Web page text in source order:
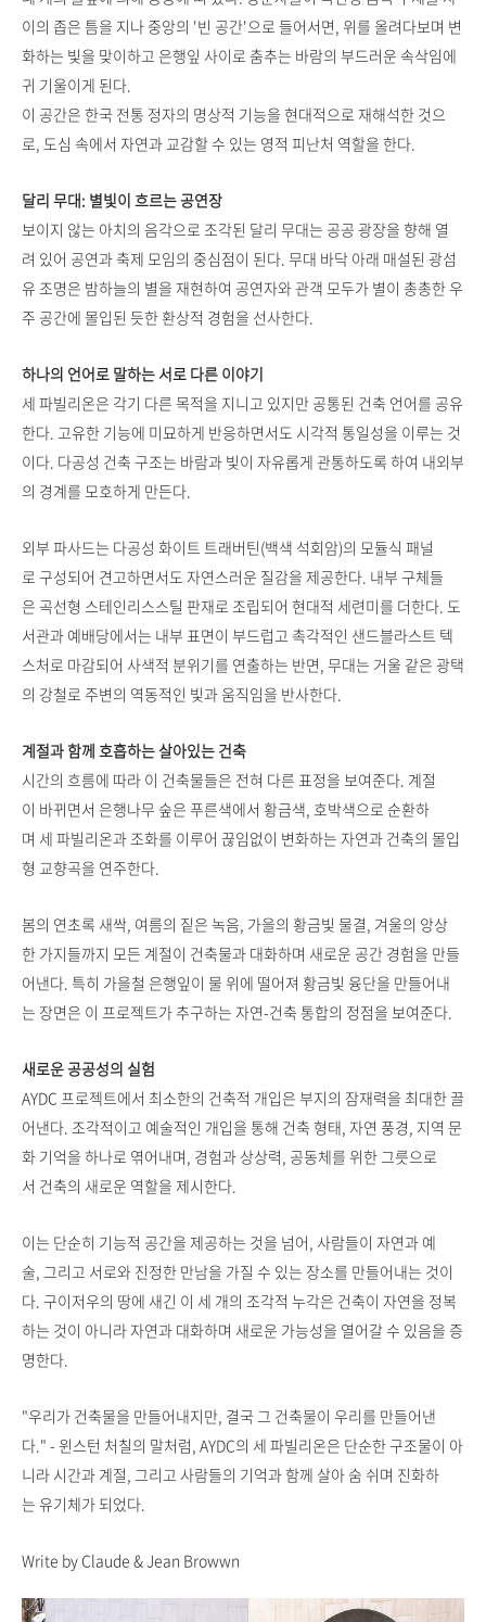
이의 좁은 틈을 지나 중앙의 '빈 공간'으로 들어서면, 위를 올려다보며 변
화하는 빛을 맞이하고 은행잎 사이로 춤추는 바람의 부드러운 속삭임에
귀 기울이게 된다.
이 공간은 한국 전통 정자의 명상적 기능을 현대적으로 재해석한 것으
로, 도심 속에서 자연과 교감할 수 있는 영적 피난처 역할을 한다.
달리 무대: 별빛이 흐르는 공연장
보이지 않는 아치의 음각으로 조각된 달리 무대는 공공 광장을 향해 열
려 있어 공연과 축제 모임의 중심점이 된다. 무대 바닥 아래 매설된 광섬
유 조명은 밤하늘의 별을 재현하여 공연자와 관객 모두가 별이 총총한 우
주 공간에 몰입된 듯한 환상적 경험을 선사한다.
하나의 언어로 말하는 서로 다른 이야기
세 파빌리온은 각기 다른 목적을 지니고 있지만 공통된 건축 언어를 공유
한다. 고유한 기능에 미묘하게 반응하면서도 시각적 통일성을 이루는 것
이다. 다공성 건축 구조는 바람과 빛이 자유롭게 관통하도록 하여 내외부
의 경계를 모호하게 만든다.
외부 파사드는 다공성 화이트 트래버틴(백색 석회암)의 모듈식 패널
로 구성되어 견고하면서도 자연스러운 질감을 제공한다. 내부 구체들
은 곡선형 스테인리스스틸 판재로 조립되어 현대적 세련미를 더한다. 도
서관과 예배당에서는 내부 표면이 부드럽고 촉각적인 샌드블라스트 텍
스처로 마감되어 사색적 분위기를 연출하는 반면, 무대는 거울 같은 광택
의 강철로 주변의 역동적인 빛과 움직임을 반사한다.
계절과 함께 호흡하는 살아있는 건축
시간의 흐름에 따라 이 건축물들은 전혀 다른 표정을 보여준다. 계절
이 바뀌면서 은행나무 숲은 푸른색에서 황금색, 호박색으로 순환하
며 세 파빌리온과 조화를 이루어 끊임없이 변화하는 자연과 건축의 몰입
형 교향곡을 연주한다.
봄의 연초록 새싹, 여름의 짙은 녹음, 가을의 황금빛 물결, 겨울의 앙상
한 가지들까지 모든 계절이 건축물과 대화하며 새로운 공간 경험을 만들
어낸다. 특히 가을철 은행잎이 물 위에 떨어져 황금빛 융단을 만들어내
는 장면은 이 프로젝트가 추구하는 자연-건축 통합의 정점을 보여준다.
새로운 공공성의 실험
AYDC 프로젝트에서 최소한의 건축적 개입은 부지의 잠재력을 최대한 끌
어낸다. 조각적이고 예술적인 개입을 통해 건축 형태, 자연 풍경, 지역 문
화 기억을 하나로 엮어내며, 경험과 상상력, 공동체를 위한 그릇으로
서 건축의 새로운 역할을 제시한다.
이는 단순히 기능적 공간을 제공하는 것을 넘어, 사람들이 자연과 예
술, 그리고 서로와 진정한 만남을 가질 수 있는 장소를 만들어내는 것이
다. 구이저우의 땅에 새긴 이 세 개의 조각적 누각은 건축이 자연을 정복
하는 것이 아니라 자연과 대화하며 새로운 가능성을 열어갈 수 있음을 증
명한다.
"우리가 건축물을 만들어내지만, 결국 그 건축물이 우리를 만들어낸
다." - 윈스턴 처칠의 말처럼, AYDC의 세 파빌리온은 단순한 구조물이 아
니라 시간과 계절, 그리고 사람들의 기억과 함께 살아 숨 쉬며 진화하
는 유기체가 되었다.
Write by Claude & Jean Browwn